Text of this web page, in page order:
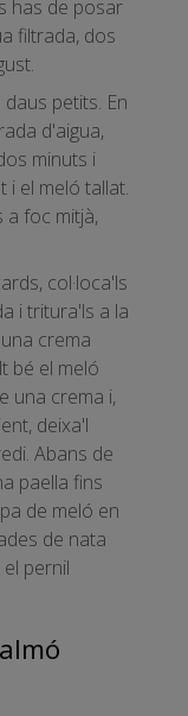
has de posar
filtrada, dos
petits. En
d'aigua,
minuts i
i el meló tallat.
a foc mitjà,
col·loca'ls
i tritura'ls a la
crema
bé el meló
una crema i,
deixa'l
Abans de
paella fins
de meló en
de nata
pernil